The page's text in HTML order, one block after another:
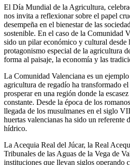
El Día Mundial de la Agricultura,
nos invita a reflexionar sobre el papel
desempeña en el bienestar de las
sostenible. En el caso de la Comunidad
sido un pilar económico y cultural desde
protagonismo especial de la agricultura
forma al paisaje, la economía y las
La Comunidad Valenciana es un
agricultura de regadío ha transformado
prosperar en una región donde la
constante. Desde la época de los
llegada de los musulmanes en el siglo
huertas valencianas ha sido un referente
hídrico.
La Acequia Real del Júcar, la Real
Tribunales de las Aguas de la Vega de
instituciones que llevan siglos operando